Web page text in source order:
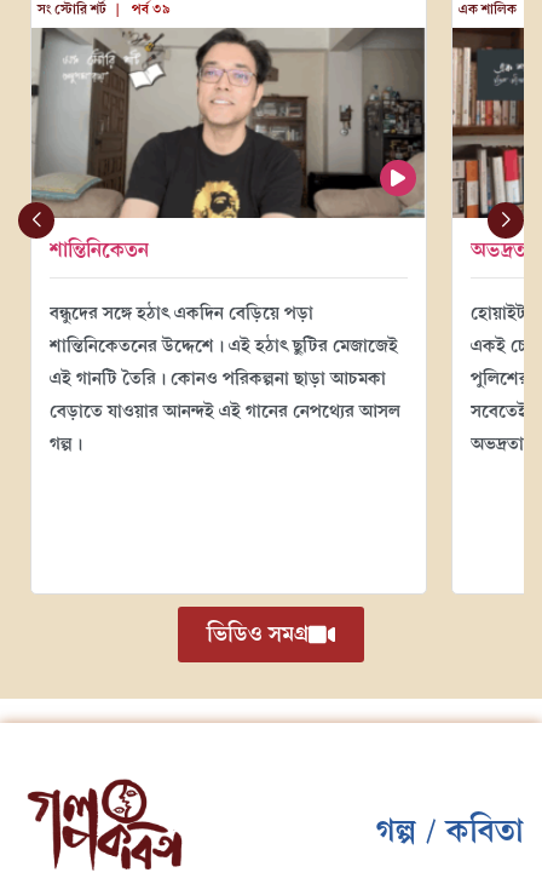
সং স্টোরি শর্ট | পর্ব ৩৯
শান্তিনিকেতন
বন্ধুদের সঙ্গে হঠাৎ একদিন বেড়িয়ে পড়া
শান্তিনিকেতনের উদ্দেশে। এই হঠাৎ ছুটির মেজাজেই
এই গানটি তৈরি। কোনও পরিকল্পনা ছাড়া আচমকা
বেড়াতে যাওয়ার আনন্দই এই গানের নেপথ্যের আসল
গল্প।
এক শালিক
হোয়াইট
একই
পুলিশের
সবেতেই
ভিডিও সমগ্র
গল্প / কবিতা